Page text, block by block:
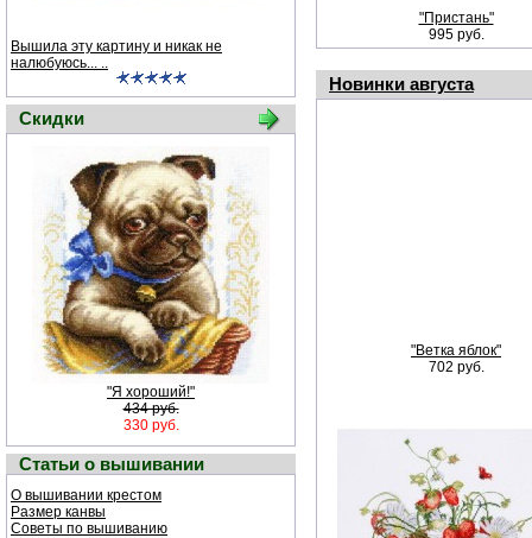
Вышила эту картину и никак не
налюбуюсь... ..
Скидки
"Я хороший!"
434 руб.
330 руб.
Статьи о вышивании
О вышивании крестом
Размер канвы
Советы по вышиванию
"Пристань"
995 руб.
Новинки августа
"Ветка яблок"
702 руб.